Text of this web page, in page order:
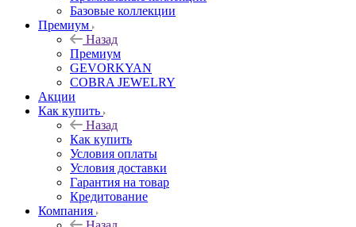
Базовые коллекции
Премиум
Назад
Премиум
GEVORKYAN
COBRA JEWELRY
Акции
Как купить
Назад
Как купить
Условия оплаты
Условия доставки
Гарантия на товар
Кредитование
Компания